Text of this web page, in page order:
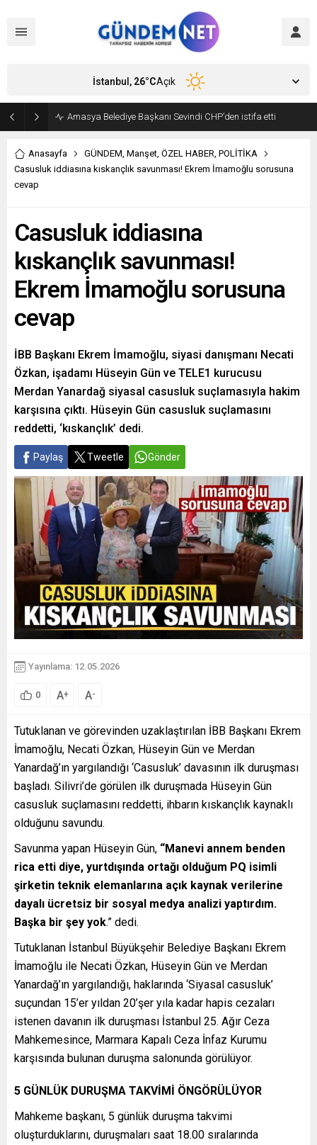
Amasya Belediye Başkanı Sevindi CHP’den istifa etti
İstanbul, 26°CAçık
Anasayfa GÜNDEM, Manşet, ÖZEL HABER, POLİTİKA
Casusluk iddiasına kıskançlık savunması! Ekrem İmamoğlu sorusuna
cevap
Casusluk iddiasına
kıskançlık savunması!
Ekrem İmamoğlu sorusuna
cevap
İBB Başkanı Ekrem İmamoğlu, siyasi danışmanı Necati
Özkan, işadamı Hüseyin Gün ve TELE1 kurucusu
Merdan Yanardağ siyasal casusluk suçlamasıyla hakim
karşısına çıktı. Hüseyin Gün casusluk suçlamasını
reddetti, ‘kıskançlık’ dedi.
Paylaş Tweetle Gönder
Yayınlama: 12.05.2026
0 A+ A-
Tutuklanan ve görevinden uzaklaştırılan İBB Başkanı Ekrem
İmamoğlu, Necati Özkan, Hüseyin Gün ve Merdan
Yanardağ’ın yargılandığı ‘Casusluk’ davasının ilk duruşması
başladı. Silivri’de görülen ilk duruşmada Hüseyin Gün
casusluk suçlamasını reddetti, ihbarın kıskançlık kaynaklı
olduğunu savundu.
Savunma yapan Hüseyin Gün, “Manevi annem benden
rica etti diye, yurtdışında ortağı olduğum PQ isimli
şirketin teknik elemanlarına açık kaynak verilerine
dayalı ücretsiz bir sosyal medya analizi yaptırdım.
Başka bir şey yok.” dedi.
Tutuklanan İstanbul Büyükşehir Belediye Başkanı Ekrem
İmamoğlu ile Necati Özkan, Hüseyin Gün ve Merdan
Yanardağ’ın yargılandığı, haklarında ‘Siyasal casusluk’
suçundan 15’er yıldan 20’şer yıla kadar hapis cezaları
istenen davanın ilk duruşması İstanbul 25. Ağır Ceza
Mahkemesince, Marmara Kapalı Ceza İnfaz Kurumu
karşısında bulunan duruşma salonunda görülüyor.
5 GÜNLÜK DURUŞMA TAKVİMİ ÖNGÖRÜLÜYOR
Mahkeme başkanı, 5 günlük duruşma takvimi
oluşturduklarını, duruşmaları saat 18.00 sıralarında